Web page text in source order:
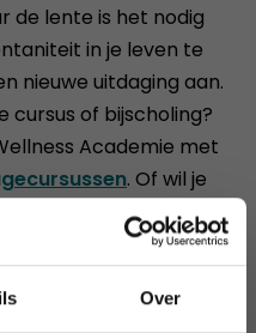
Over
de lente is het nodig
in je leven te
nieuwe uitdaging aan.
cursus of bijscholing?
Academie met
. Of wil je
in de ayurveda?
complete
opleiding